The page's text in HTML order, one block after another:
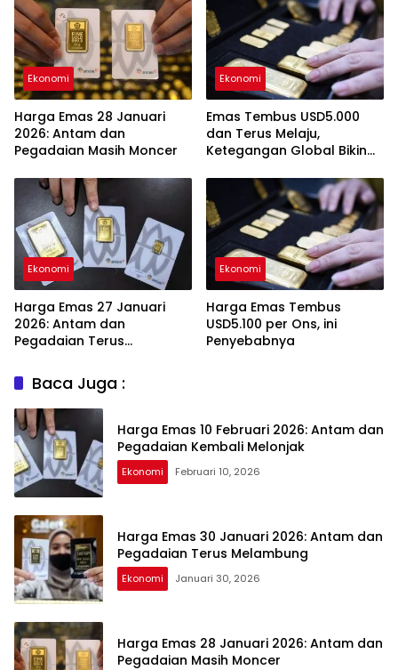
Ekonomi
Harga Emas 28 Januari
2026: Antam dan
Pegadaian Masih Moncer
Ekonomi
Emas Tembus USD5.000
dan Terus Melaju,
Ketegangan Global Bikin
Ekonomi
Harga Emas 27 Januari
2026: Antam dan
Pegadaian Terus
Ekonomi
Harga Emas Tembus
USD5.100 per Ons, ini
Penyebabnya
Baca Juga :
Harga Emas 10 Februari 2026: Antam dan
Pegadaian Kembali Melonjak
Ekonomi Februari 10, 2026
Harga Emas 30 Januari 2026: Antam dan
Pegadaian Terus Melambung
Ekonomi Januari 30, 2026
Harga Emas 28 Januari 2026: Antam dan
Pegadaian Masih Moncer